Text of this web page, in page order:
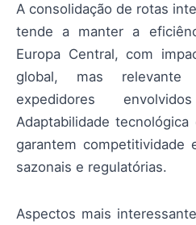
A consolidação de rotas
tende a manter a
Europa Central, com
global, mas
expedidores
Adaptabilidade
garantem competitividade
sazonais e regulatórias.
Aspectos mais